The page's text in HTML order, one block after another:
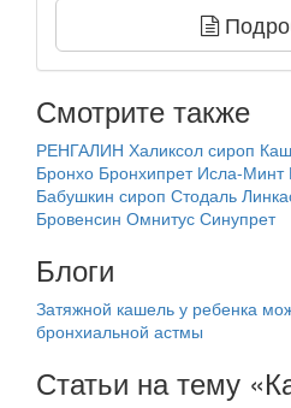
Смотрите также
РЕНГАЛИН Халиксол сироп
Бронхо Бронхипрет Исла-Минт
Бабушкин сироп Стодаль
Бровенсин Омнитус Синупрет
Блоги
Затяжной кашель у ребенка
бронхиальной астмы
Статьи на тему